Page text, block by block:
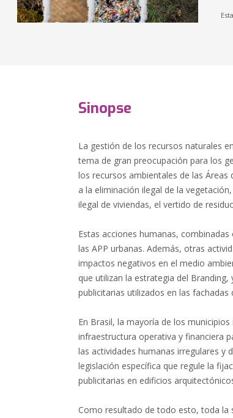
Sinopse
La gestión de los recursos naturales
tema de gran preocupación para los
los recursos ambientales de las Áreas
a la eliminación ilegal de la
ilegal de viviendas, el vertido de
Estas acciones humanas,
las APP urbanas. Además, otras
impactos negativos en el medio
que utilizan la estrategia del
publicitarias utilizados en las
En Brasil, la mayoría de los
infraestructura operativa y financiera
las actividades humanas irregulares y
legislación específica que regule la
publicitarias en edificios
Como resultado de todo esto, toda la